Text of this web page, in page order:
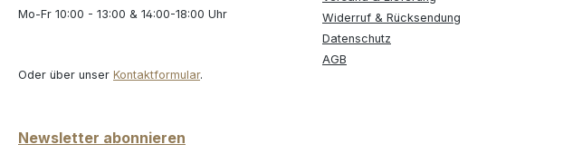
Mo-Fr 10:00 - 13:00 & 14:00-18:00 Uhr
Oder über unser Kontaktformular.
Newsletter abonnieren
Widerruf & Rücksendung
Datenschutz
AGB